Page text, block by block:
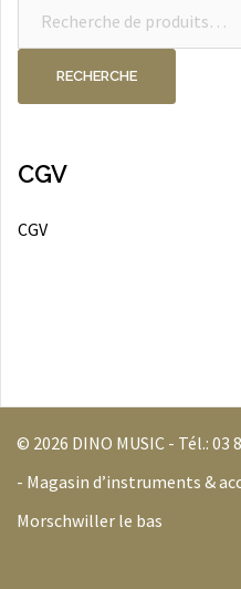
RECHERCHE
CGV
CGV
© 2026 DINO MUSIC - Tél.: 03
- Magasin d’instruments &
Morschwiller le bas